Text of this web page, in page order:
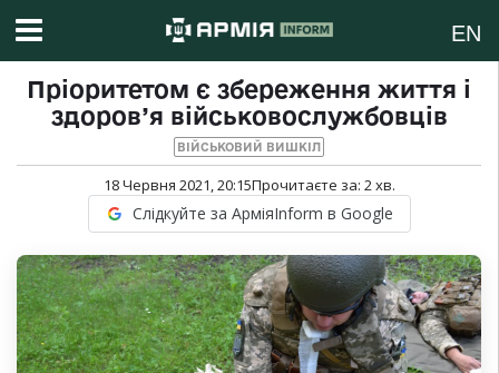
EN
Пріоритетом є збереження життя і
здоров’я військовослужбовців
ВІЙСЬКОВИЙ ВИШКІЛ
18 Червня 2021, 20:15Прочитаєте за: 2хв.
Слідкуйте за АрміяInform в Google